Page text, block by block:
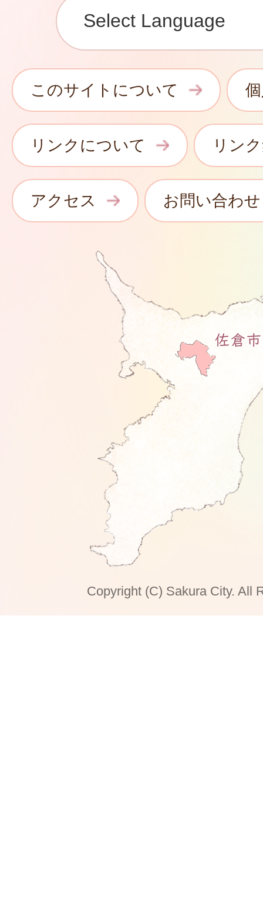
このサイトについて
リンクについて リン
アクセス お問い合わせ
Copyright (C) Sakura City. All